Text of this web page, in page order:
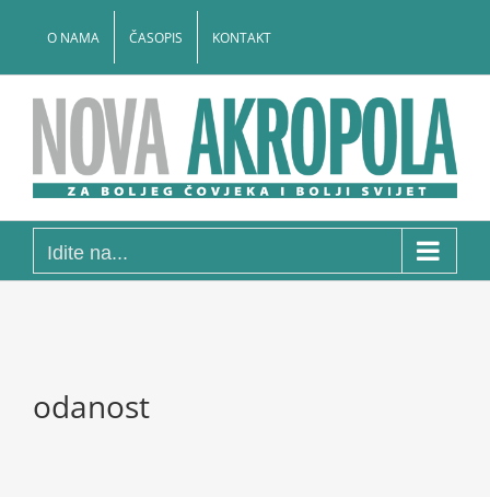
O NAMA ČASOPIS KONTAKT
Idite na...
odanost